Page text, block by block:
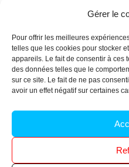
Gérer le
Pour offrir les meilleures
telles que les cookies pour stocker
appareils. Le fait de consentir à ces
des données telles que le
sur ce site. Le fait de ne pas
avoir un effet négatif sur certaines
Politique de